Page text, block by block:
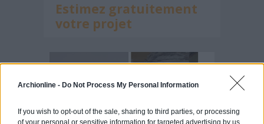
Archionline - Do Not Process My Personal Information
If you wish to opt-out of the sale, sharing to third parties, or processing
of your personal or sensitive information for targeted advertising by us,
Estimez gratuitement
votre projet